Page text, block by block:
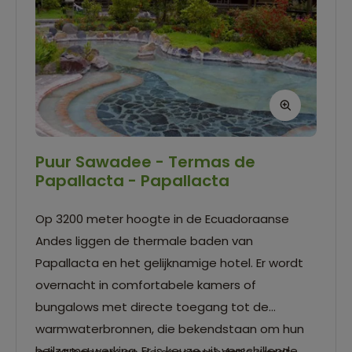
Puur Sawadee - Termas de
Papallacta - Papallacta
Op 3200 meter hoogte in de Ecuadoraanse
Andes liggen de thermale baden van
Papallacta en het gelijknamige hotel. Er wordt
overnacht in comfortabele kamers of
bungalows met directe toegang tot de
warmwaterbronnen, die bekendstaan om hun